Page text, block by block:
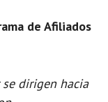
de Afiliados
dirigen hacia